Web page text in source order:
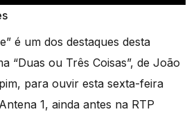
é um dos destaques desta
“Duas ou Três Coisas”, de João
para ouvir esta sexta-feira
1, ainda antes na RTP